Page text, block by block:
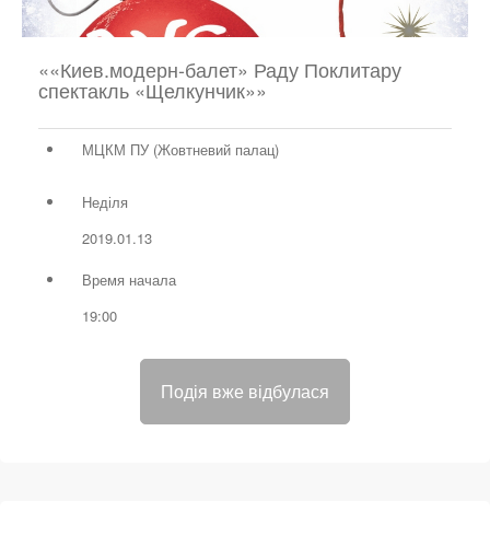
««Киев.модерн-балет» Раду Поклитару
спектакль «Щелкунчик»»
МЦКМ ПУ (Жовтневий палац)
Неділя
2019.01.13
Время начала
19:00
Подія вже відбулася